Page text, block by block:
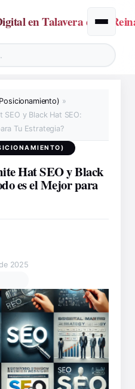
en Talavera de laAlternar
»
SEO y Black Hat SEO:
Tu Estrategia?
Hat SEO y Black
es el Mejor para
2025